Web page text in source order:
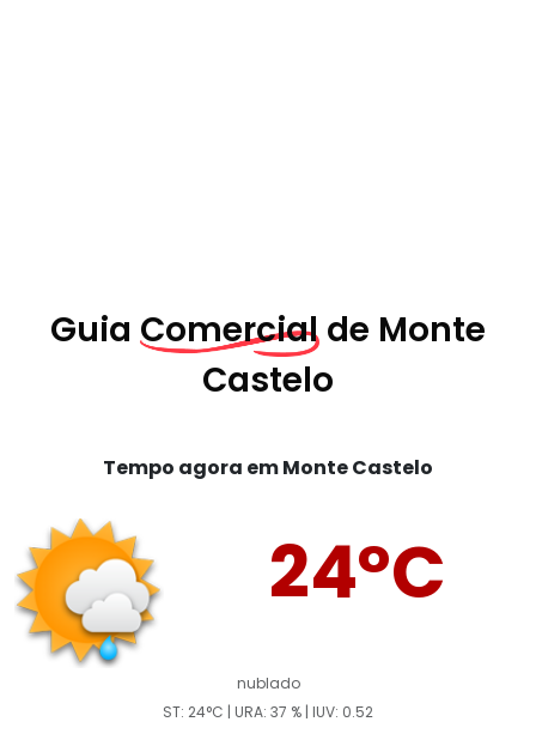
Guia Comercial de Monte
Castelo
Tempo agora em Monte Castelo
24°C
nublado
ST: 24°C | URA: 37 % | IUV: 0.52